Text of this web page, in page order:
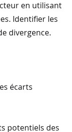
en utilisant
Identifier les
divergence.
écarts
potentiels des